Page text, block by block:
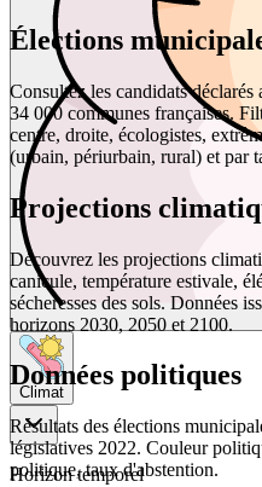
Climat
Horizon temporel
Élections
Consultez les candidats
34 000 communes françaises.
centre, droite, écologistes,
(urbain, périurbain, rural) et par
Projections
Découvrez les projections
canicule, température estivale,
sécheresses des sols. Données
horizons 2030, 2050 et 2100.
Données politiques
Résultats des élections
législatives 2022. Couleur
politique, taux d'abstention.